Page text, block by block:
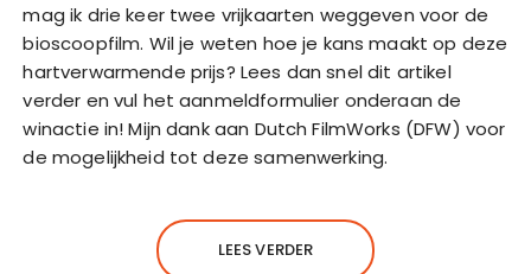
mag ik drie keer twee vrijkaarten weggeven voor de
bioscoopfilm. Wil je weten hoe je kans maakt op deze
hartverwarmende prijs? Lees dan snel dit artikel
verder en vul het aanmeldformulier onderaan de
winactie in! Mijn dank aan Dutch FilmWorks (DFW) voor
de mogelijkheid tot deze samenwerking.
LEES VERDER